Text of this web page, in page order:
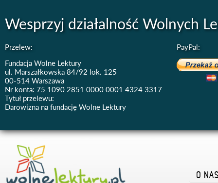
Wesprzyj działalność Wolnych
Przelew:
Fundacja Wolne Lektury
ul. Marszałkowska 84/92 lok. 125
00-514 Warszawa
Nr konta: 75 1090 2851 0000 0001 4324 3317
Tytuł przelewu:
Darowizna na fundację Wolne Lektury
PayPal:
O